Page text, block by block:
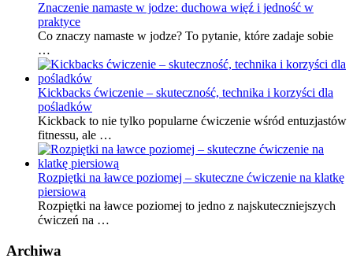
Znaczenie namaste w jodze: duchowa więź i jedność w
praktyce
Co znaczy namaste w jodze? To pytanie, które zadaje sobie
…
Kickbacks ćwiczenie – skuteczność, technika i korzyści dla
pośladków
Kickback to nie tylko popularne ćwiczenie wśród entuzjastów
fitnessu, ale …
Rozpiętki na ławce poziomej – skuteczne ćwiczenie na klatkę
piersiową
Rozpiętki na ławce poziomej to jedno z najskuteczniejszych
ćwiczeń na …
Archiwa